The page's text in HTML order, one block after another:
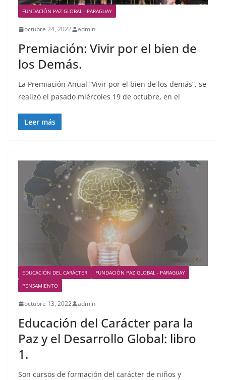
FUNDACIÓN PAZ GLOBAL - PARAGUAY
octubre 24, 2022 admin
Premiación: Vivir por el bien de
los Demás.
La Premiación Anual “Vivir por el bien de los demás”, se
realizó el pasado miércoles 19 de octubre, en el
Leer más
EDUCACIÓN DEL CARÁCTER
FUNDACIÓN PAZ GLOBAL - PARAGUAY
PENSAMIENTO
octubre 13, 2022 admin
Educación del Carácter para la
Paz y el Desarrollo Global: libro
1.
Son cursos de formación del carácter de niños y